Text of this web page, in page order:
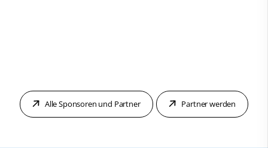
Alle Sponsoren und Partner Partner werden